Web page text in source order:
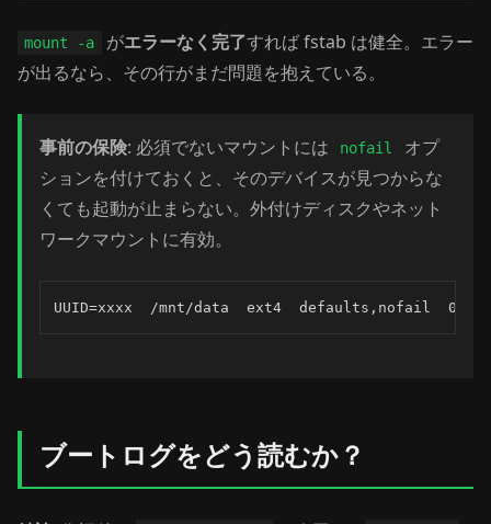
mount -a がエラーなく完了すれば fstab は健全。エラー
が出るなら、その行がまだ問題を抱えている。
事前の保険: 必須でないマウントには nofail
オプ
ションを付けておくと、そのデバイスが見つからな
くても起動が止まらない。外付けディスクやネット
ワークマウントに有効。
UUID=xxxx  /mnt/data  ext4  defaults,nofail  0  2
ブートログをどう読むか？